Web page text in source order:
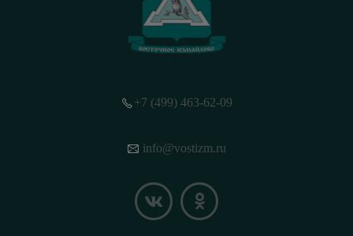
+7 (499) 463-62-09
info@vostizm.ru